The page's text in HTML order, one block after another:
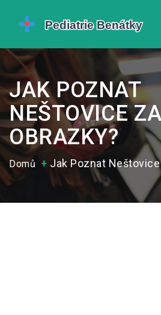
JAK POZNAT
NEŠTOVICE
OBRAZKY?
Domů Jak Poznat